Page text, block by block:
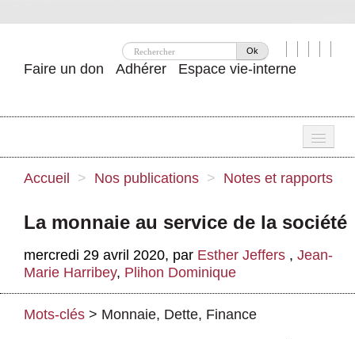
Ok
Faire un don Adhérer Espace vie-interne
Nos idées
Se mobiliser
Publications
Accueil > Nos publications > Notes et rapports
La monnaie au service de la société
mercredi 29 avril 2020, par Esther Jeffers , Jean-
Marie Harribey, Plihon Dominique
Mots-clés > Monnaie, Dette, Finance